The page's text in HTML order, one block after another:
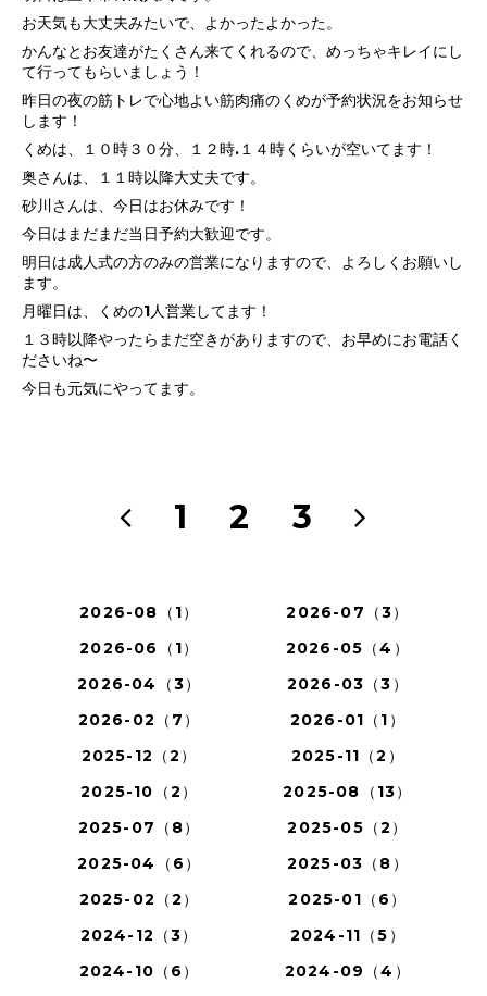
お天気も大丈夫みたいで、よかったよかった。
かんなとお友達がたくさん来てくれるので、めっちゃキレイにし
て行ってもらいましょう！
昨日の夜の筋トレで心地よい筋肉痛のくめが予約状況をお知らせ
します！
くめは、１０時３０分、１２時.１４時くらいが空いてます！
奥さんは、１１時以降大丈夫です。
砂川さんは、今日はお休みです！
今日はまだまだ当日予約大歓迎です。
明日は成人式の方のみの営業になりますので、よろしくお願いし
ます。
月曜日は、くめの1人営業してます！
１３時以降やったらまだ空きがありますので、お早めにお電話く
ださいね〜
今日も元気にやってます。
1 2 3
2026-08（1）
2026-07（3）
2026-06（1）
2026-05（4）
2026-04（3）
2026-03（3）
2026-02（7）
2026-01（1）
2025-12（2）
2025-11（2）
2025-10（2）
2025-08（13）
2025-07（8）
2025-05（2）
2025-04（6）
2025-03（8）
2025-02（2）
2025-01（6）
2024-12（3）
2024-11（5）
2024-10（6）
2024-09（4）